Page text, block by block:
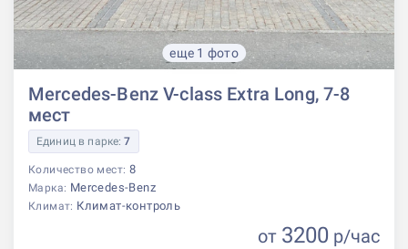
еще 1 фото
Mercedes-Benz V-class Extra Long, 7-8
мест
Единиц в парке:7
Количество мест: 8
Марка: Mercedes-Benz
Климат: Климат-контроль
от 3200 р/час